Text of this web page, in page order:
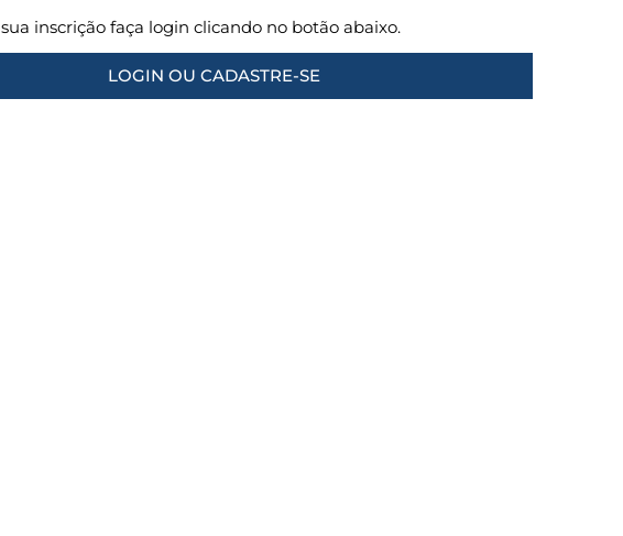
inscrição faça login clicando no botão abaixo.
LOGIN OU CADASTRE-SE